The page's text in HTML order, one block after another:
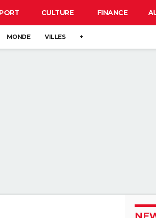
CULTURE FINANCE
MONDE VILLES +